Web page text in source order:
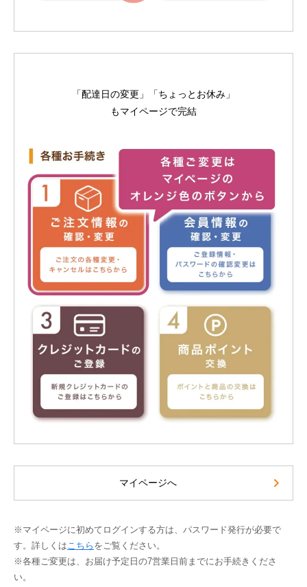
「配達日の変更」「ちょっとお休み」
もマイページで完結
マイページへ
※マイページに初めてログインする方は、パスワード発行が必要で
す。詳しくはこちら をご覧ください。
※各種ご変更は、お届け予定日の7営業日前までにお手続きくださ
い。